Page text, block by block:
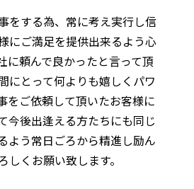
をする為、常に考え実行し信
にご満足を提供出来るよう心
に頼んで良かったと言って頂
にとって何よりも嬉しくパワ
をご依頼して頂いたお客様に
今後出逢える方たちにも同じ
よう常日ごろから精進し励ん
しくお願い致します。